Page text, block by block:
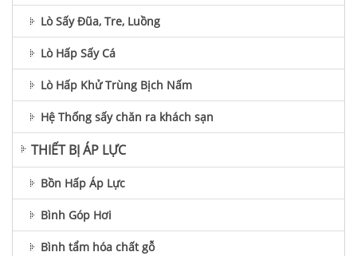
Lò Sấy Đũa, Tre, Luồng
Lò Hấp Sấy Cá
Lò Hấp Khử Trùng Bịch Nấm
Hệ Thống sấy chăn ra khách sạn
THIẾT BỊ ÁP LỰC
Bồn Hấp Áp Lực
Bình Góp Hơi
Bình tẩm hóa chất gỗ